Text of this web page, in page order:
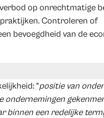
op onrechtmatige
Controleren of
bevoegdheid van de
“positie van
ondernemingen
binnen een redelijke